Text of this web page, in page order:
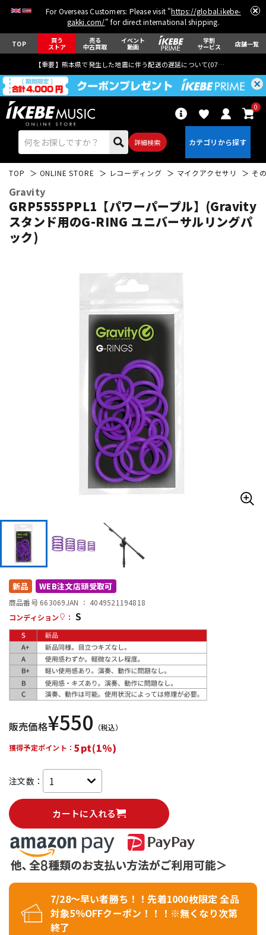
For Overseas Customers: Please visit "https://global.ikebe-
gakki.com/" for direct international shipping.
TOP 買う
ストア
売る
中古買取
イベント
動画
学割
サービス 店舗一覧
【重要】熊本県で発生した地震に伴う配送の遅延について(07月29日
詳細検索
0
DTM オンライン納品
配信/ライブ機器
TOP ONLINE STORE レコーディング マイクアクセサリ そ
Gravity
GRP5555PPL1【パワーパープル】(Gravity
スタンド用のG-RING ユニバーサルリングパ
ック)
新品 WEB注文店頭受取可
商品番号 663069JAN ： 4049521194818
コンディション
： S
販売価格¥550 （税込）
獲得予定ポイント： 5pt(1%)
注文数：
カートに入れる
7/28～早い者勝ち！！先着1000枚限定 全品
対象5％OFFクーポン！！！※無くなり次第
終了